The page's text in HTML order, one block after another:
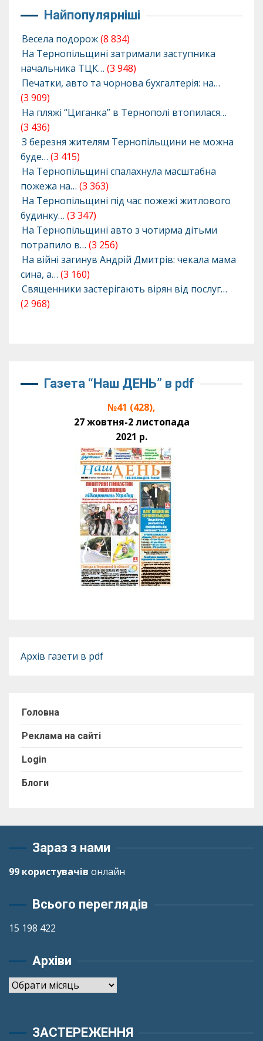
Найпопулярніші
Весела подорож(8 834)
На Тернопільщині затримали заступника
начальника ТЦК… (3 948)
Печатки, авто та чорнова бухгалтерія: на…
(3 909)
На пляжі “Циганка” в Тернополі втопилася…
(3 436)
З березня жителям Тернопільщини не можна
буде… (3 415)
На Тернопільщині спалахнула масштабна
пожежа на… (3 363)
На Тернопільщині під час пожежі житлового
будинку… (3 347)
На Тернопільщині авто з чотирма дітьми
потрапило в… (3 256)
На війні загинув Андрій Дмитрів: чекала мама
сина, а… (3 160)
Священники застерігають вірян від послуг…
(2 968)
Газета “Наш ДЕНЬ” в pdf
№41 (428),
27 жовтня-2 листопада
2021 р.
Архів газети в pdf
Головна
Реклама на сайті
Login
Блоги
Зараз з нами
99 користувачів онлайн
Всього переглядів
15 198 422
Архіви
Архіви
ЗАСТЕРЕЖЕННЯ